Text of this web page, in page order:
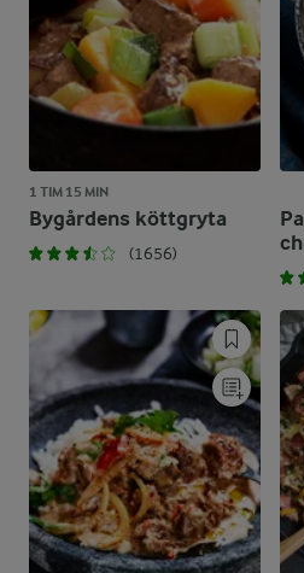
1 TIM 15 MIN
Bygårdens köttgryta
(1656)